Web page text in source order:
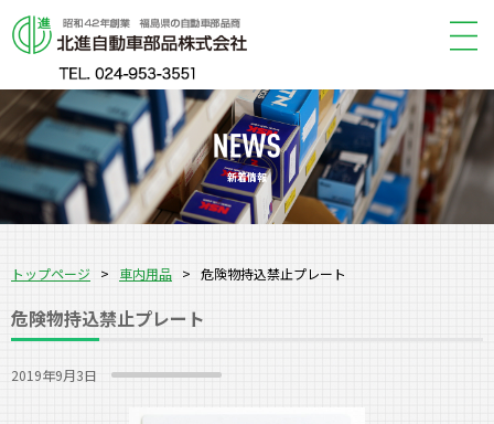
新着情報
トップページ > 車内用品 > 危険物持込禁止プレート
危険物持込禁止プレート
2019年9月3日